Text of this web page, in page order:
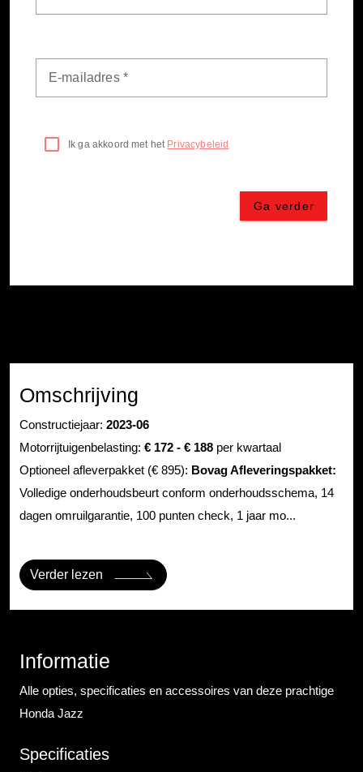
Omschrijving
Constructiejaar: 2023-06
Motorrijtuigenbelasting: € 172 - € 188 per kwartaal
Optioneel afleverpakket (€ 895): Bovag Afleveringspakket:
Volledige onderhoudsbeurt conform onderhoudsschema, 14
dagen omruilgarantie, 100 punten check, 1 jaar mo...
Verder lezen
Informatie
Alle opties, specificaties en accessoires van deze prachtige
Honda Jazz
Specificaties